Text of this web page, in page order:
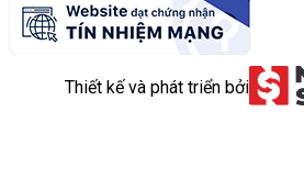
Thiết kế và phát triển bởi